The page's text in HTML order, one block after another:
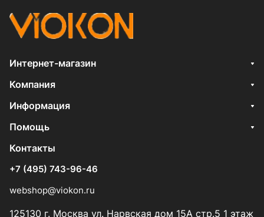
Интернет-магазин
Компания
Информация
Помощь
Контакты
+7 (495) 743-96-46
webshop@viokon.ru
125130 г. Москва ул. Нарвская дом 15А стр.5 1 этаж